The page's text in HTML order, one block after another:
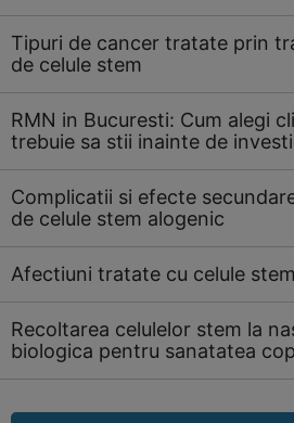
Tipuri de cancer tratate prin
de celule stem
RMN in Bucuresti: Cum alegi
trebuie sa stii inainte de
Complicatii si efecte
de celule stem alogenic
Afectiuni tratate cu celule stem
Recoltarea celulelor stem la
biologica pentru sanatatea